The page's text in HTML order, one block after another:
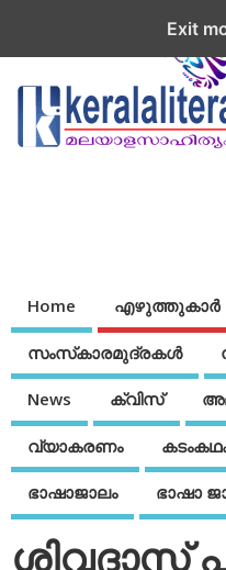
Home എഴുത്തുകാര്‍
സംസ്‌കാരമുദ്രകള്‍
News ക്വിസ്
വ്യാകരണം
ഭാഷാജാലം ഭാഷാ
ശിവദാസ്
Exit